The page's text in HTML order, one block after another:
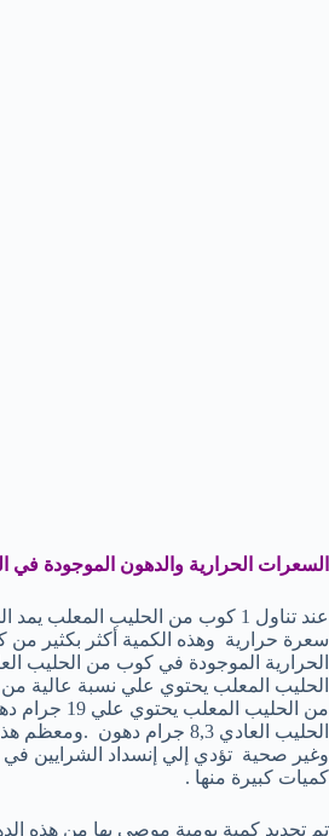
السعرات الحرارية والدهون الموجودة في
سعرة حرارية وهذه الكمية أكثر بكثير من
الحرارية الموجودة في كوب من الحليب
الحليب المعلب يحتوي علي نسبة عالية
من الحليب
الحليب العادي 8,3 جرام دهون
وغير صحية تؤدي إلي إنسداد الشرايين في
كميات كبيرة منها .